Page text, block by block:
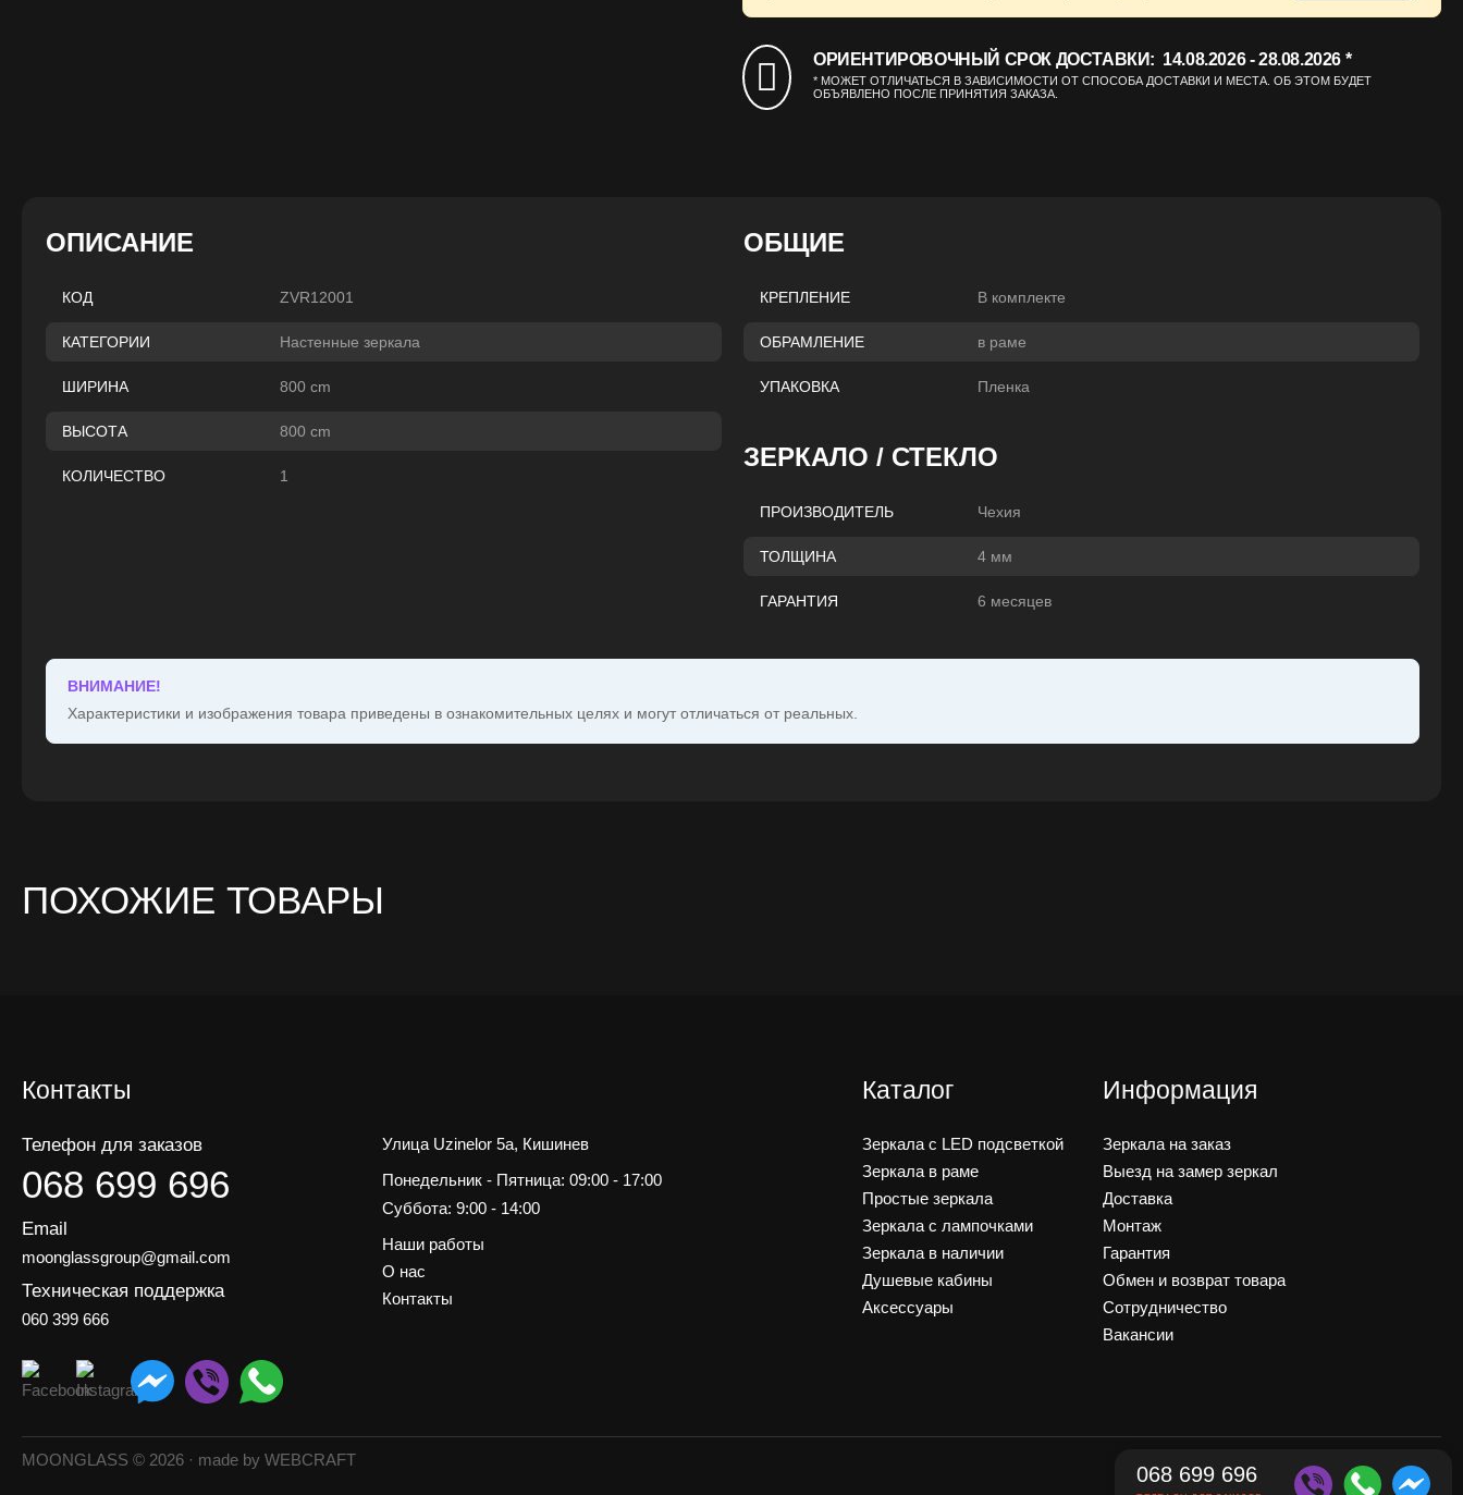
ОРИЕНТИРОВОЧНЫЙ СРОК ДОСТАВКИ: 14.08.2026 - 28.08.2026 *
* МОЖЕТ ОТЛИЧАТЬСЯ В ЗАВИСИМОСТИ ОТ СПОСОБА ДОСТАВКИ И МЕСТА. ОБ ЭТОМ БУДЕТ
ОБЪЯВЛЕНО ПОСЛЕ ПРИНЯТИЯ ЗАКАЗА.
ОПИСАНИЕ
КОД ZVR12001
КАТЕГОРИИ Настенные зеркала
ШИРИНА 800 cm
ВЫСОТА 800 cm
КОЛИЧЕСТВО 1
ОБЩИЕ
КРЕПЛЕНИЕ В комплекте
ОБРАМЛЕНИЕ в раме
УПАКОВКА Пленка
ЗЕРКАЛО / СТЕКЛО
ПРОИЗВОДИТЕЛЬ Чехия
ТОЛЩИНА 4 мм
ГАРАНТИЯ 6 месяцев
ВНИМАНИЕ!
Характеристики и изображения товара приведены в ознакомительных целях и могут отличаться от реальных.
ПОХОЖИЕ ТОВАРЫ
Контакты
Телефон для заказов
068 699 696
Email
moonglassgroup@gmail.com
Техническая поддержка
060 399 666
Улица Uzinelor 5a, Кишинев
Понедельник - Пятница: 09:00 - 17:00
Суббота: 9:00 - 14:00
Наши работы
О нас
Контакты
Каталог
Зеркала c LED подсветкой
Зеркала в раме
Простые зеркала
Зеркала с лампочками
Зеркала в наличии
Душевые кабины
Аксессуары
Информация
Зеркала на заказ
Выезд на замер зеркал
Доставка
Монтаж
Гарантия
Обмен и возврат товара
Сотрудничество
Вакансии
MOONGLASS © 2026 · made by WEBCRAFT
068 699 696